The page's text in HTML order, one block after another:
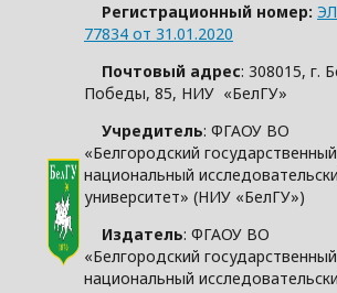
Регистрационный номер:
77834 от 31.01.2020
Почтовый адрес: 308015, г.
Победы, 85, НИУ «БелГУ»
Учредитель: ФГАОУ ВО
«Белгородский государственный
национальный
университет» (НИУ «БелГУ»)
Издатель: ФГАОУ ВО
«Белгородский государственный
национальный